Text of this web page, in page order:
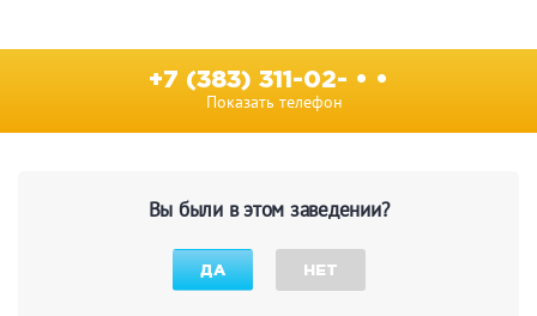
+7 (383) 311-02- • •
Показать телефон
Вы были в этом заведении?
ДА НЕТ